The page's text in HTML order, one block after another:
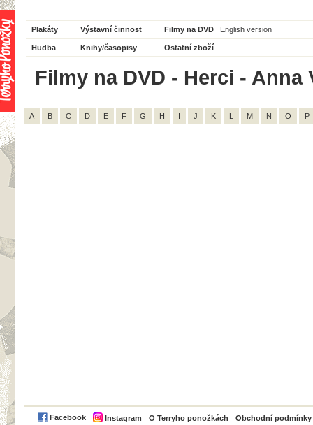
Plakáty Výstavní činnost Filmy na DVD English version
Hudba Knihy/časopisy Ostatní zboží
Filmy na DVD - Herci - Anna
A B C D E F G H I J K L M N O P
Facebook Instagram O Terryho ponožkách Obchodní podmínky
PayPal